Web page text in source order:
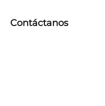
Contáctanos